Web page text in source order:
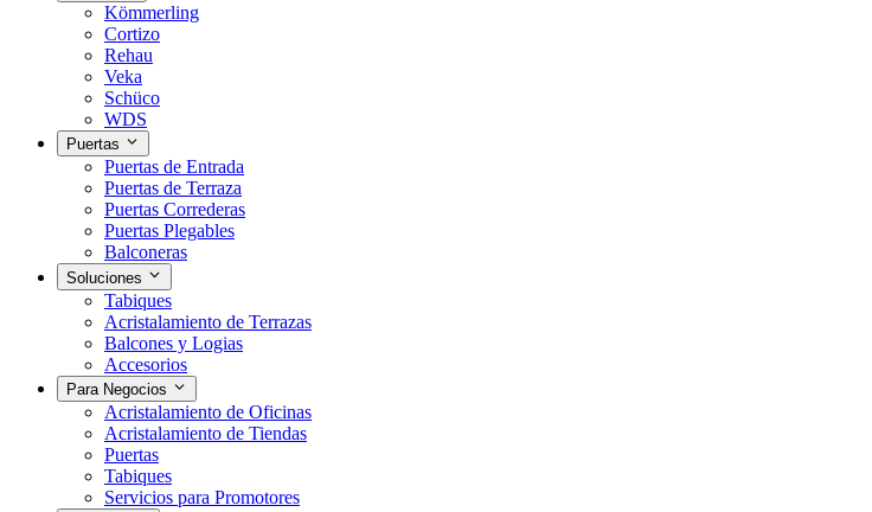
Kömmerling
Cortizo
Rehau
Veka
Schüco
WDS
Puertas
Puertas de Entrada
Puertas de Terraza
Puertas Correderas
Puertas Plegables
Balconeras
Soluciones
Tabiques
Acristalamiento de Terrazas
Balcones y Logias
Accesorios
Para Negocios
Acristalamiento de Oficinas
Acristalamiento de Tiendas
Puertas
Tabiques
Servicios para Promotores